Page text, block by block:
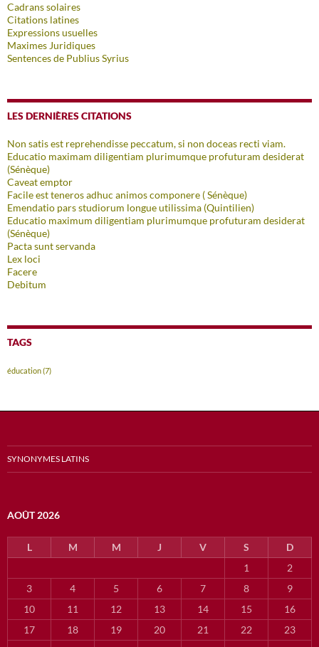
Cadrans solaires
Citations latines
Expressions usuelles
Maximes Juridiques
Sentences de Publius Syrius
LES DERNIÈRES CITATIONS
Non satis est reprehendisse peccatum, si non doceas recti viam.
Educatio maximam diligentiam plurimumque profuturam desiderat
(Sénèque)
Caveat emptor
Facile est teneros adhuc animos componere ( Sénèque)
Emendatio pars studiorum longue utilissima (Quintilien)
Educatio maximum diligentiam plurimumque profuturam desiderat
(Sénèque)
Pacta sunt servanda
Lex loci
Facere
Debitum
TAGS
éducation(7)
SYNONYMES LATINS
AOÛT 2026
L M M J V S
D
1
2
3
4 5 6 7 8
9
10
11 12 13 14 15
16
17
18 19 20 21 22
23